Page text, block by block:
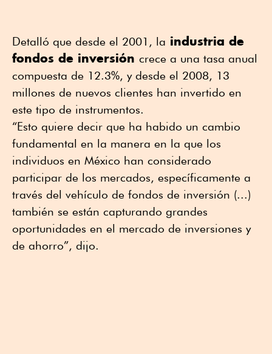
Detalló que desde el 2001, la industria de
fondos de inversión crece a una tasa anual
compuesta de 12.3%, y desde el 2008, 13
millones de nuevos clientes han invertido en
este tipo de instrumentos.
“Esto quiere decir que ha habido un cambio
fundamental en la manera en la que los
individuos en México han considerado
participar de los mercados, específicamente a
través del vehículo de fondos de inversión (...)
también se están capturando grandes
oportunidades en el mercado de inversiones y
de ahorro”, dijo.